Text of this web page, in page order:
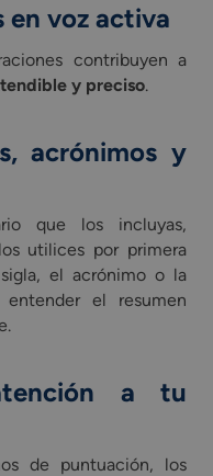
en voz activa
contribuyen a
y preciso.
acrónimos y
que los incluyas,
utilices por primera
el acrónimo o la
el resumen
a tu
de puntuación, los